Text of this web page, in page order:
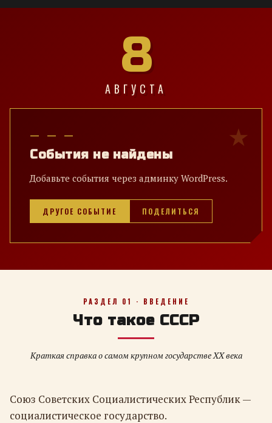
8
АВГУСТА
— — —
События не найдены
Добавьте события через админку WordPress.
ДРУГОЕ СОБЫТИЕ ПОДЕЛИТЬСЯ
РАЗДЕЛ 01 · ВВЕДЕНИЕ
Что такое СССР
Краткая справка о самом крупном государстве XX века
Союз Советских Социалистических Республик —
социалистическое государство.